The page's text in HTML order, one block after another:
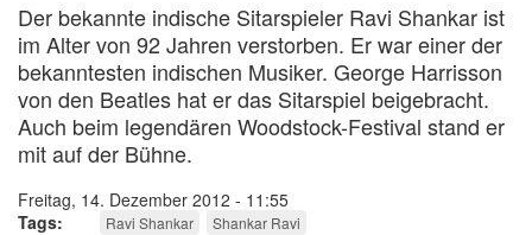
Der bekannte indische Sitarspieler Ravi Shankar ist
im Alter von 92 Jahren verstorben. Er war einer der
bekanntesten indischen Musiker. George Harrisson
von den Beatles hat er das Sitarspiel beigebracht.
Auch beim legendären Woodstock-Festival stand er
mit auf der Bühne.
Freitag, 14. Dezember 2012 - 11:55
Tags
Ravi Shankar Shankar Ravi